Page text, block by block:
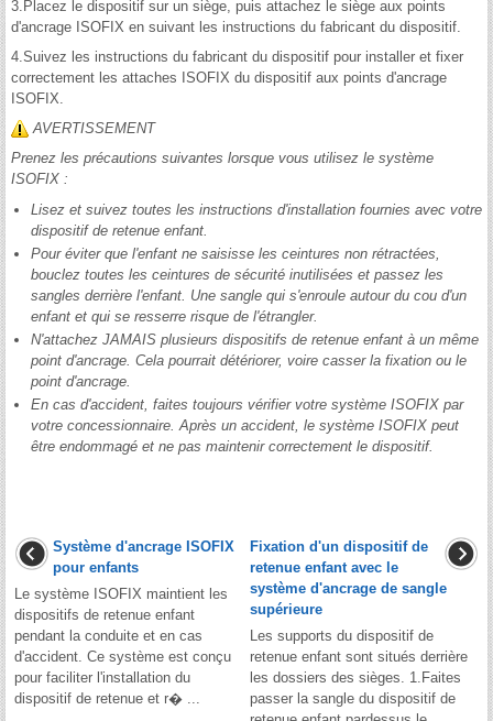
3.Placez le dispositif sur un siège, puis attachez le siège aux points
d'ancrage ISOFIX en suivant les instructions du fabricant du dispositif.
4.Suivez les instructions du fabricant du dispositif pour installer et fixer
correctement les attaches ISOFIX du dispositif aux points d'ancrage
ISOFIX.
AVERTISSEMENT
Prenez les précautions suivantes lorsque vous utilisez le système
ISOFIX :
Lisez et suivez toutes les instructions d'installation fournies avec votre
dispositif de retenue enfant.
Pour éviter que l'enfant ne saisisse les ceintures non rétractées,
bouclez toutes les ceintures de sécurité inutilisées et passez les
sangles derrière l'enfant. Une sangle qui s'enroule autour du cou d'un
enfant et qui se resserre risque de l'étrangler.
N'attachez JAMAIS plusieurs dispositifs de retenue enfant à un même
point d'ancrage. Cela pourrait détériorer, voire casser la fixation ou le
point d'ancrage.
En cas d'accident, faites toujours vérifier votre système ISOFIX par
votre concessionnaire. Après un accident, le système ISOFIX peut
être endommagé et ne pas maintenir correctement le dispositif.
Système d'ancrage ISOFIX
pour enfants
Le système ISOFIX maintient les
dispositifs de retenue enfant
pendant la conduite et en cas
d'accident. Ce système est conçu
pour faciliter l'installation du
dispositif de retenue et r� ...
Fixation d'un dispositif de
retenue enfant avec le
système d'ancrage de sangle
supérieure
Les supports du dispositif de
retenue enfant sont situés derrière
les dossiers des sièges. 1.Faites
passer la sangle du dispositif de